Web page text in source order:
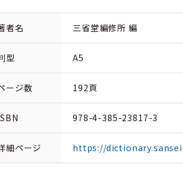
者名 三省堂編修所 編
型 A5
ージ数 192頁
978-4-385-23817-3
細ページ https://